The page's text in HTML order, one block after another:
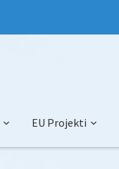
EU Projekti